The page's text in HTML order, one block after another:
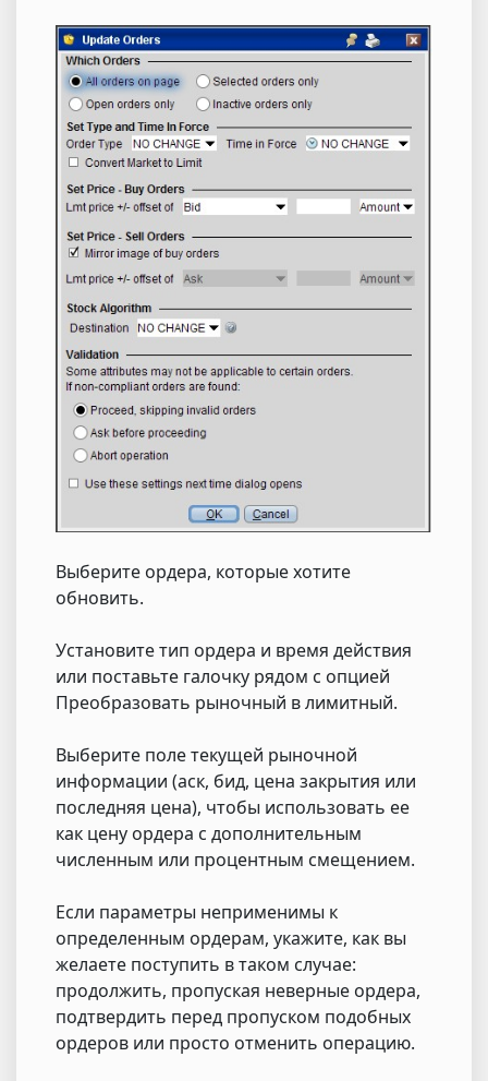
Выберите ордера, которые хотите
обновить.
Установите тип ордера и время действия
или поставьте галочку рядом с опцией
Преобразовать рыночный в лимитный.
Выберите поле текущей рыночной
информации (аск, бид, цена закрытия или
последняя цена), чтобы использовать ее
как цену ордера с дополнительным
численным или процентным смещением.
Если параметры неприменимы к
определенным ордерам, укажите, как вы
желаете поступить в таком случае:
продолжить, пропуская неверные ордера,
подтвердить перед пропуском подобных
ордеров или просто отменить операцию.